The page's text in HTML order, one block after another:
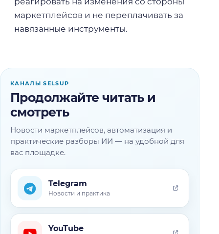
маркетплейсов и не переплачивать за
навязанные инструменты.
КАНАЛЫ SELSUP
Продолжайте читать и
смотреть
Новости маркетплейсов, автоматизация и
практические разборы ИИ — на удобной для
вас площадке.
Telegram
Новости и практика
YouTube